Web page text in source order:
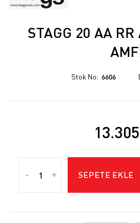
STAGG 20 AA
Stok No 6606
- + SEPETE EKLE